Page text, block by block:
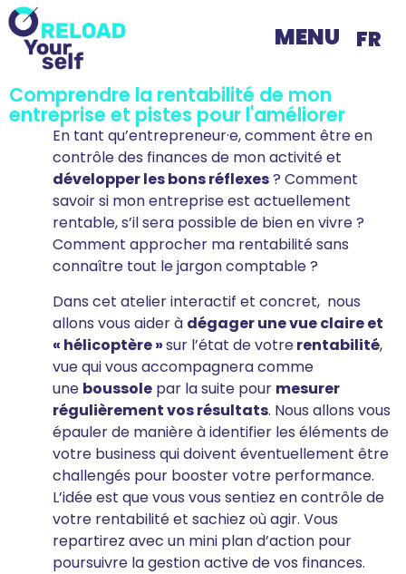
MENU FR
Comprendre la rentabilité de mon
entreprise et pistes pour l'améliorer
En tant qu’entrepreneur·e, comment être en
contrôle des finances de mon activité et
développer les bons réflexes? Comment
savoir si mon entreprise est actuellement
rentable, s’il sera possible de bien en vivre ?
Comment approcher ma rentabilité sans
connaître tout le jargon comptable ?
Dans cet atelier interactif et concret, nous
allons vous aider à dégager une vue claire et
« hélicoptère »sur l’état de votrerentabilité,
vue qui vous accompagnera comme
une boussole par la suite pour mesurer
régulièrement vos résultats. Nous allons vous
épauler de manière à identifier les éléments de
votre business qui doivent éventuellement être
challengés pour booster votre performance.
L’idée est que vous vous sentiez en contrôle de
votre rentabilité et sachiez où agir. Vous
repartirez avec un mini plan d’action pour
poursuivre la gestion active de vos finances.